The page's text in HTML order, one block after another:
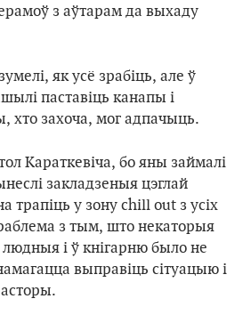
з аўтарам да выхаду
як усё зрабіць, але ў
паставіць канапы і
хто захоча, мог адпачыць.
Караткевіча, бо яны займалі
закладзеныя цэглай
трапіць у зону chill out з усіх
з тым, што некаторыя
людныя і ў кнігарню было не
выправіць сітуацыю і